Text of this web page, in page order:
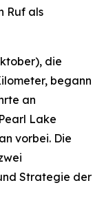
Ruf als
die
begann
an
Lake
vorbei. Die
Strategie der